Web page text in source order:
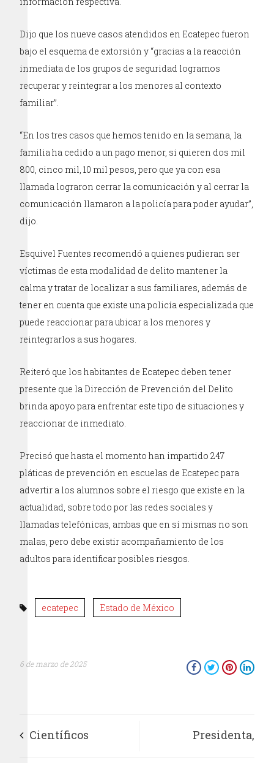
Dijo que los nueve casos atendidos en Ecatepec fueron
bajo el esquema de extorsión y “gracias a la reacción
inmediata de los grupos de seguridad logramos
recuperar y reintegrar a los menores al contexto
familiar”.
“En los tres casos que hemos tenido en la semana, la
familia ha cedido a un pago menor, si quieren dos mil
800, cinco mil, 10 mil pesos, pero que ya con esa
llamada lograron cerrar la comunicación y al cerrar la
comunicación llamaron a la policía para poder ayudar”,
dijo.
Esquivel Fuentes recomendó a quienes pudieran ser
víctimas de esta modalidad de delito mantener la
calma y tratar de localizar a sus familiares, además de
tener en cuenta que existe una policía especializada que
puede reaccionar para ubicar a los menores y
reintegrarlos a sus hogares.
Reiteró que los habitantes de Ecatepec deben tener
presente que la Dirección de Prevención del Delito
brinda apoyo para enfrentar este tipo de situaciones y
reaccionar de inmediato.
Precisó que hasta el momento han impartido 247
pláticas de prevención en escuelas de Ecatepec para
advertir a los alumnos sobre el riesgo que existe en la
actualidad, sobre todo por las redes sociales y
llamadas telefónicas, ambas que en sí mismas no son
malas, pero debe existir acompañamiento de los
adultos para identificar posibles riesgos.
ecatepec Estado de México
6 de marzo de 2025
Científicos Presidenta,